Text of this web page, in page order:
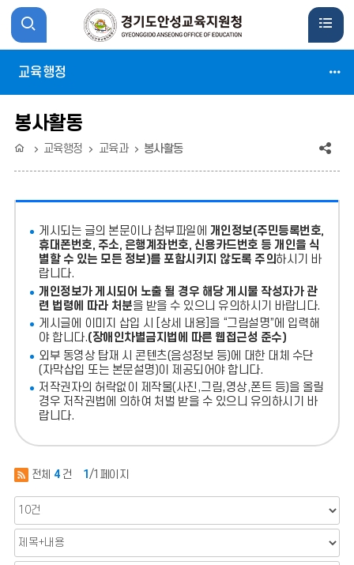
색
활
성
화
트
활
성
교육행정
봉사활동
교육행정 교육과 봉사활동
유
(상
게시되는 글의 본문이나 첨부파일에 개인정보(주민등록번호,
휴대폰번호, 주소, 은행계좌번호, 신용카드번호 등 개인을 식
별할 수 있는 모든 정보)를 포함시키지 않도록 주의하시기 바
랍니다.
개인정보가 게시되어 노출 될 경우 해당 게시물 작성자가 관
련 법령에 따라 처분을 받을 수 있으니 유의하시기 바랍니다.
게시글에 이미지 삽입 시 [상세 내용]을 “그림설명”에 입력해
야 합니다.(장애인차별금지법에 따른 웹접근성 준수)
외부 동영상 탑재 시 콘텐츠(음성정보 등)에 대한 대체 수단
(자막삽입 또는 본문설명)이 제공되어야 합니다.
저작권자의 허락없이 제작물(사진,그림,영상,폰트 등)을 올릴
경우 저작권법에 의하여 처벌 받을 수 있으니 유의하시기 바
랍니다.
전체 4 건 1 /1페이지